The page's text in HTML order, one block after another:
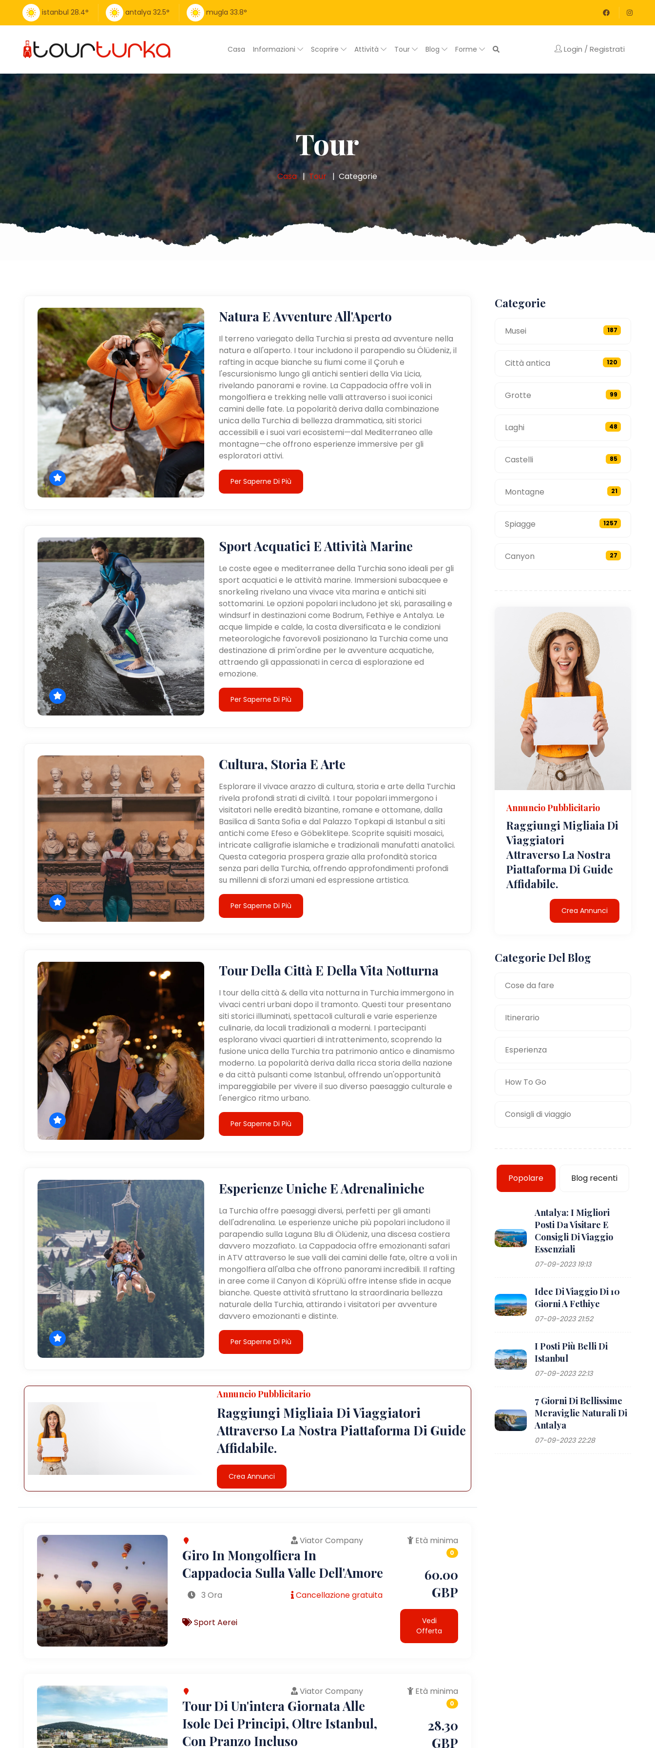
istanbul 28.4° antalya 32.5° mugla 33.8°
Casa Informazioni Scoprire Attività Tour Blog Forme Login / Registrati
Tour
Casa Tour Categorie
Natura E Avventure All'Aperto
Il terreno variegato della Turchia si presta ad avventure nella
natura e all'aperto. I tour includono il parapendio su Ölüdeniz, il
rafting in acque bianche su fiumi come il Çoruh e
l'escursionismo lungo gli antichi sentieri della Via Licia,
rivelando panorami e rovine. La Cappadocia offre voli in
mongolfiera e trekking nelle valli attraverso i suoi iconici
camini delle fate. La popolarità deriva dalla combinazione
unica della Turchia di bellezza drammatica, siti storici
accessibili e i suoi vari ecosistemi—dal Mediterraneo alle
montagne—che offrono esperienze immersive per gli
esploratori attivi.
Per Saperne Di Più
Sport Acquatici E Attività Marine
Le coste egee e mediterranee della Turchia sono ideali per gli
sport acquatici e le attività marine. Immersioni subacquee e
snorkeling rivelano una vivace vita marina e antichi siti
sottomarini. Le opzioni popolari includono jet ski, parasailing e
windsurf in destinazioni come Bodrum, Fethiye e Antalya. Le
acque limpide e calde, la costa diversificata e le condizioni
meteorologiche favorevoli posizionano la Turchia come una
destinazione di prim'ordine per le avventure acquatiche,
attraendo gli appassionati in cerca di esplorazione ed
emozione.
Per Saperne Di Più
Cultura, Storia E Arte
Esplorare il vivace arazzo di cultura, storia e arte della Turchia
rivela profondi strati di civiltà. I tour popolari immergono i
visitatori nelle eredità bizantine, romane e ottomane, dalla
Basilica di Santa Sofia e dal Palazzo Topkapi di Istanbul a siti
antichi come Efeso e Göbeklitepe. Scoprite squisiti mosaici,
intricate calligrafie islamiche e tradizionali manufatti anatolici.
Questa categoria prospera grazie alla profondità storica
senza pari della Turchia, offrendo approfondimenti profondi
su millenni di sforzi umani ed espressione artistica.
Per Saperne Di Più
Tour Della Città E Della Vita Notturna
I tour della città & della vita notturna in Turchia immergono in
vivaci centri urbani dopo il tramonto. Questi tour presentano
siti storici illuminati, spettacoli culturali e varie esperienze
culinarie, da locali tradizionali a moderni. I partecipanti
esplorano vivaci quartieri di intrattenimento, scoprendo la
fusione unica della Turchia tra patrimonio antico e dinamismo
moderno. La popolarità deriva dalla ricca storia della nazione
e da città pulsanti come Istanbul, offrendo un'opportunità
impareggiabile per vivere il suo diverso paesaggio culturale e
l'energico ritmo urbano.
Per Saperne Di Più
Esperienze Uniche E Adrenaliniche
La Turchia offre paesaggi diversi, perfetti per gli amanti
dell'adrenalina. Le esperienze uniche più popolari includono il
parapendio sulla Laguna Blu di Ölüdeniz, una discesa costiera
davvero mozzafiato. La Cappadocia offre emozionanti safari
in ATV attraverso le sue valli dei camini delle fate, oltre a voli in
mongolfiera all'alba che offrono panorami incredibili. Il rafting
in aree come il Canyon di Köprülü offre intense sfide in acque
bianche. Queste attività sfruttano la straordinaria bellezza
naturale della Turchia, attirando i visitatori per avventure
davvero emozionanti e distinte.
Per Saperne Di Più
Annuncio Pubblicitario
Raggiungi Migliaia Di Viaggiatori
Attraverso La Nostra Piattaforma Di Guide
Affidabile.
Crea Annunci
Viator Company
Giro In Mongolfiera In
Cappadocia Sulla Valle Dell'Amore
3 Ora Cancellazione gratuita
Sport Aerei
Età minima
0
60.00
GBP
Vedi
Offerta
Viator Company
Tour Di Un'intera Giornata Alle
Isole Dei Principi, Oltre Istanbul,
Con Pranzo Incluso
Età minima
0
28.30
GBP
Categorie
Musei 187
Città antica 120
Grotte 99
Laghi 48
Castelli 85
Montagne 21
Spiagge 1257
Canyon 27
Annuncio Pubblicitario
Raggiungi Migliaia Di
Viaggiatori
Attraverso La Nostra
Piattaforma Di Guide
Affidabile.
Crea Annunci
Categorie Del Blog
Cose da fare
Itinerario
Esperienza
How To Go
Consigli di viaggio
Popolare Blog recenti
Antalya: I Migliori
Posti Da Visitare E
Consigli Di Viaggio
Essenziali
07-09-2023 19:13
Idee Di Viaggio Di 10
Giorni A Fethiye
07-09-2023 21:52
I Posti Più Belli Di
Istanbul
07-09-2023 22:13
7 Giorni Di Bellissime
Meraviglie Naturali Di
Antalya
07-09-2023 22:28